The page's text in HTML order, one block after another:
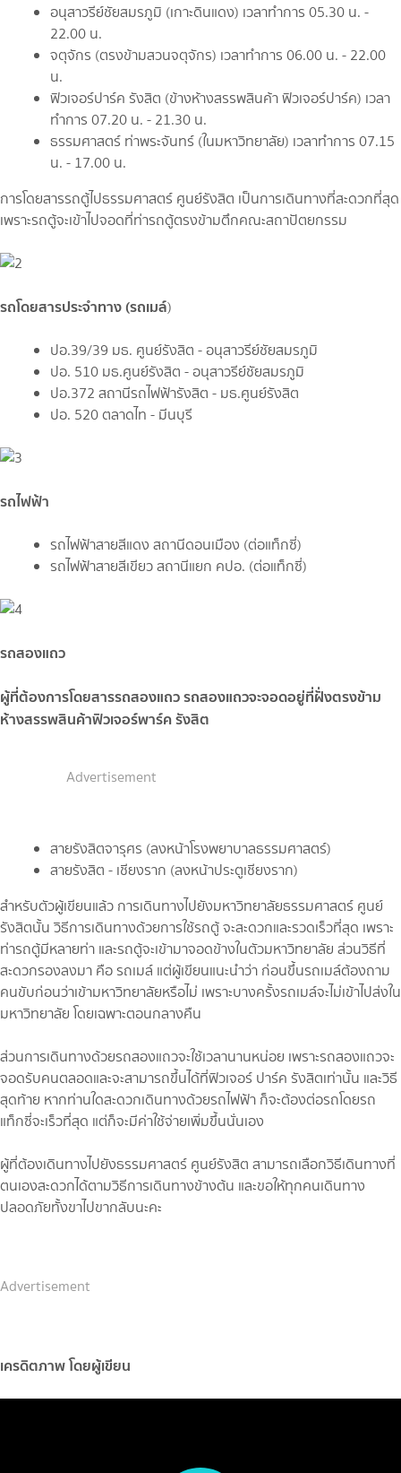
อนุสาวรีย์ชัยสมรภูมิ (เกาะดินแดง) เวลาทำการ 05.30 น. -
22.00 น.
จตุจักร (ตรงข้ามสวนจตุจักร) เวลาทำการ 06.00 น. - 22.00
น.
ฟิวเจอร์ปาร์ค รังสิต (ข้างห้างสรรพสินค้า ฟิวเจอร์ปาร์ค) เวลา
ทำการ 07.20 น. - 21.30 น.
ธรรมศาสตร์ ท่าพระจันทร์ (ในมหาวิทยาลัย) เวลาทำการ 07.15
น. - 17.00 น.
การโดยสารรถตู้ไปธรรมศาสตร์ ศูนย์รังสิต เป็นการเดินทางที่สะดวกที่สุด
เพราะรถตู้จะเข้าไปจอดที่ท่ารถตู้ตรงข้ามตึกคณะสถาปัตยกรรม
รถโดยสารประจำทาง (รถเมล์)
ปอ.39/39 มธ. ศูนย์รังสิต - อนุสาวรีย์ชัยสมรภูมิ
ปอ. 510 มธ.ศูนย์รังสิต - อนุสาวรีย์ชัยสมรภูมิ
ปอ.372 สถานีรถไฟฟ้ารังสิต - มธ.ศูนย์รังสิต
ปอ. 520 ตลาดไท - มีนบุรี
รถไฟฟ้า
รถไฟฟ้าสายสีแดง สถานีดอนเมือง (ต่อแท็กซี่)
รถไฟฟ้าสายสีเขียว สถานีแยก คปอ. (ต่อแท็กซี่)
รถสองแถว
ผู้ที่ต้องการโดยสารรถสองแถว รถสองแถวจะจอดอยู่ที่ฝั่งตรงข้าม
ห้างสรรพสินค้าฟิวเจอร์พาร์ค รังสิต
Advertisement
สายรังสิตจารุศร (ลงหน้าโรงพยาบาลธรรมศาสตร์)
สายรังสิต - เชียงราก (ลงหน้าประตูเชียงราก)
สำหรับตัวผู้เขียนแล้ว การเดินทางไปยังมหาวิทยาลัยธรรมศาสตร์ ศูนย์
รังสิตนั้น วิธีการเดินทางด้วยการใช้รถตู้ จะสะดวกและรวดเร็วที่สุด เพราะ
ท่ารถตู้มีหลายท่า และรถตู้จะเข้ามาจอดข้างในตัวมหาวิทยาลัย ส่วนวิธีที่
สะดวกรองลงมา คือ รถเมล์ แต่ผู้เขียนแนะนำว่า ก่อนขึ้นรถเมล์ต้องถาม
คนขับก่อนว่าเข้ามหาวิทยาลัยหรือไม่ เพราะบางครั้งรถเมล์จะไม่เข้าไปส่งใน
มหาวิทยาลัย โดยเฉพาะตอนกลางคืน
ส่วนการเดินทางด้วยรถสองแถวจะใช้เวลานานหน่อย เพราะรถสองแถวจะ
จอดรับคนตลอดและจะสามารถขึ้นได้ที่ฟิวเจอร์ ปาร์ค รังสิตเท่านั้น และวิธี
สุดท้าย หากท่านใดสะดวกเดินทางด้วยรถไฟฟ้า ก็จะต้องต่อรถโดยรถ
แท็กซี่จะเร็วที่สุด แต่ก็จะมีค่าใช้จ่ายเพิ่มขึ้นนั่นเอง
ผู้ที่ต้องเดินทางไปยังธรรมศาสตร์ ศูนย์รังสิต สามารถเลือกวิธีเดินทางที่
ตนเองสะดวกได้ตามวิธีการเดินทางข้างต้น และขอให้ทุกคนเดินทาง
ปลอดภัยทั้งขาไปขากลับนะคะ
Advertisement
เครดิตภาพ โดยผู้เขียน